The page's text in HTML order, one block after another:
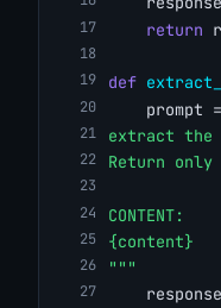
return
def
    prompt =
extract
Return
CONTENT:
{content}
"""